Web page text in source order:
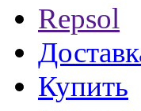
Repsol
Купить